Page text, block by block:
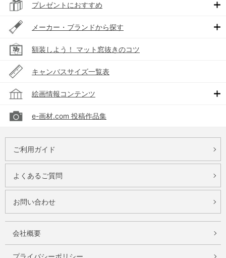
プレゼントにおすすめ
メーカー・ブランドから探す
額装しよう！ マット窓抜きのコツ
キャンバスサイズ一覧表
絵画情報コンテンツ
e-画材.com 投稿作品集
ご利用ガイド
よくあるご質問
お問い合わせ
会社概要
プライバシーポリシー